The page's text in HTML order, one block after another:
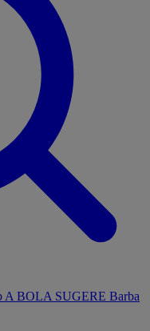
A BOLA SUGERE Barba